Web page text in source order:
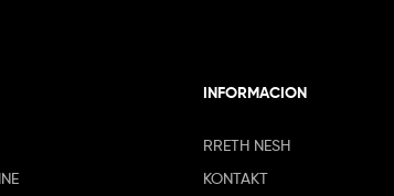
INFORMACION
RRETH NESH
KONTAKT